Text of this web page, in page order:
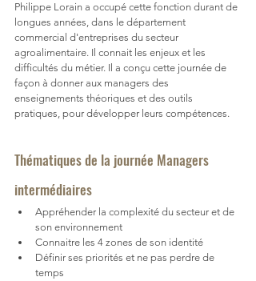
Philippe Lorain a occupé cette fonction durant de
longues années, dans le département
commercial d'entreprises du secteur
agroalimentaire. Il connait les enjeux et les
difficultés du métier. Il a conçu cette journée de
façon à donner aux managers des
enseignements théoriques et des outils
pratiques, pour développer leurs compétences.
Thématiques de la journée Managers
intermédiaires
Appréhender la complexité du secteur et de
son environnement
Connaitre les 4 zones de son identité
Définir ses priorités et ne pas perdre de
temps